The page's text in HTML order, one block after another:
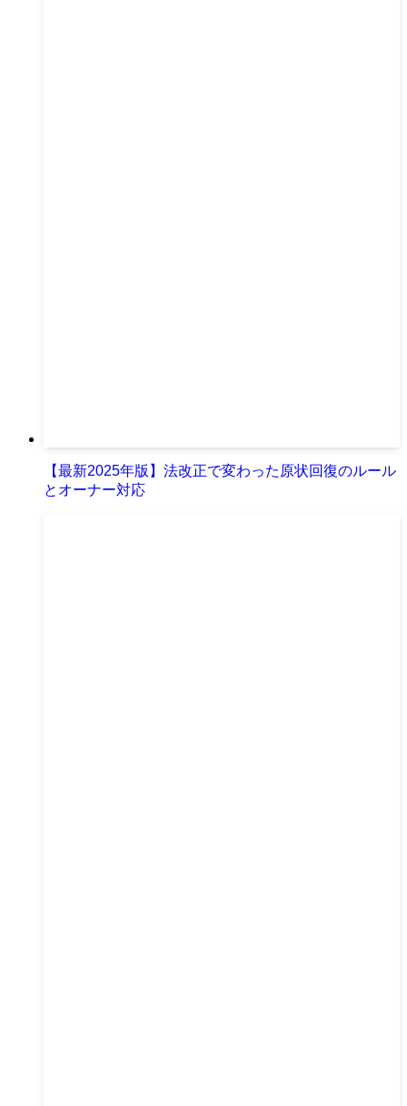
【最新2025年版】法改正で変わった原状回復のルール
とオーナー対応